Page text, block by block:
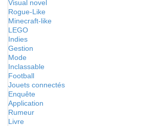
Visual novel
Rogue-Like
Minecraft-like
LEGO
Indies
Gestion
Mode
Inclassable
Football
Jouets connectés
Enquête
Application
Rumeur
Livre